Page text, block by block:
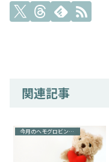
関連記事
今月のヘモグロビンA1c